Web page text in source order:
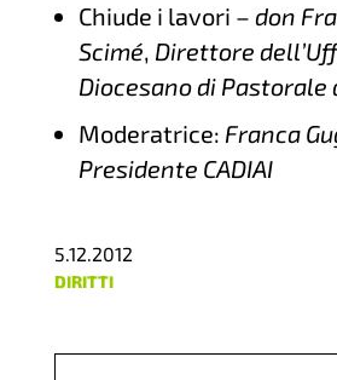
Chiude i lavori – don
Scimé, Direttore
Diocesano di Pastorale
Moderatrice: Franca
Presidente CADIAI
5.12.2012
DIRITTI